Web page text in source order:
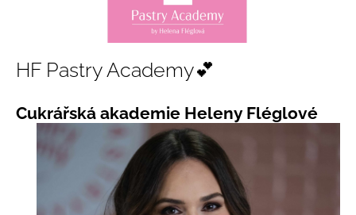
HF Pastry Academy💕
Cukrářská akademie Heleny Fléglové